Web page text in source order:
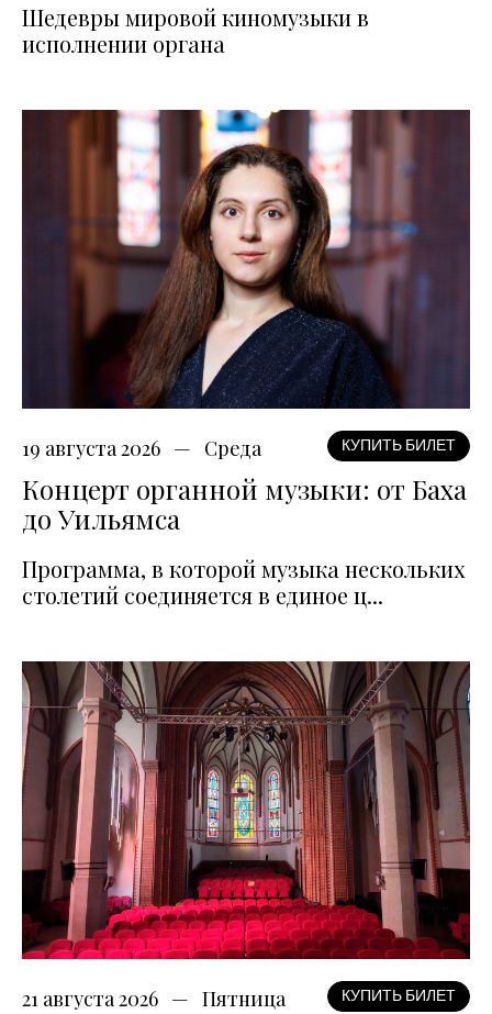
Шедевры мировой киномузыки в
исполнении органа
19 августа 2026 Среда КУПИТЬ БИЛЕТ
Концерт органной музыки: от Баха
до Уильямса
Программа, в которой музыка нескольких
столетий соединяется в единое ц...
21 августа 2026 Пятница КУПИТЬ БИЛЕТ